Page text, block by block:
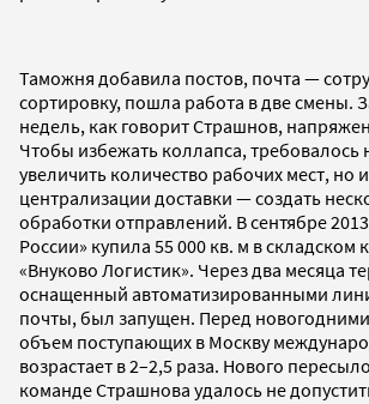
Таможня добавила постов, почта —
сортировку, пошла работа в две смены.
недель, как говорит Страшнов,
Чтобы избежать коллапса, требовалось
увеличить количество рабочих мест, но
централизации доставки — создать
обработки отправлений. В сентябре
России» купила 55 000 кв. м в складском
«Внуково Логистик». Через два месяца
оснащенный автоматизированными
почты, был запущен. Перед
объем поступающих в Москву
возрастает в 2–2,5 раза. Нового
команде Страшнова удалось не